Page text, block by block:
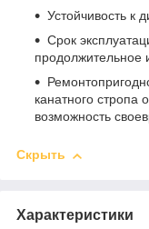
Устойчивость к
Срок
продолжительное
канатного стропа
возможность
Скрыть
Характеристики